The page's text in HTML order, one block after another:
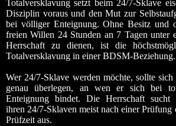
Totalversklavung setzt beim 24/7-Sklave
Disziplin voraus und den Mut zur
bei völliger Enteignung. Ohne Besitz und
freien Willen 24 Stunden an 7 Tagen unter
Herrschaft zu dienen, ist die
Totalversklavung in einer BDSM-Beziehung.
Wer 24/7-Sklave werden möchte, sollte sich
genau überlegen, an wen er sich bei
Enteignung bindet. Die Herrschaft sucht
ihren 24/7-Sklaven meist nach einer Prüfung
Prüfzeit aus.